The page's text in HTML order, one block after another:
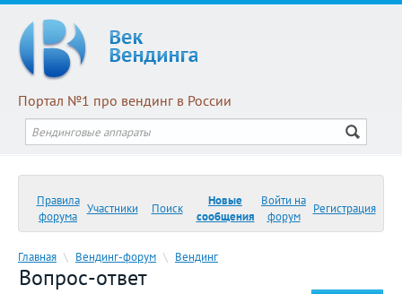
Портал №1 про вендинг в России
Правила
форума
Участники Поиск
Новые
сообщения
Войти на
форум
Регистрация
Главная \ Вендинг-форум \ Вендинг
Вопрос-ответ